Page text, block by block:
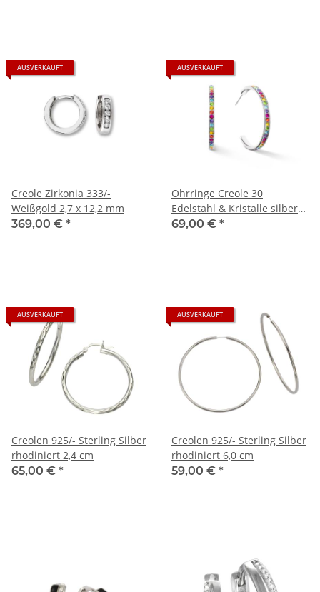
AUSVERKAUFT
Creole Zirkonia 333/-
Weißgold 2,7 x 12,2 mm
369,00 € *
AUSVERKAUFT
Ohrringe Creole 30
Edelstahl & Kristalle silber
multicolor
69,00 € *
AUSVERKAUFT
Creolen 925/- Sterling Silber
rhodiniert 2,4 cm
65,00 € *
AUSVERKAUFT
Creolen 925/- Sterling Silber
rhodiniert 6,0 cm
59,00 € *